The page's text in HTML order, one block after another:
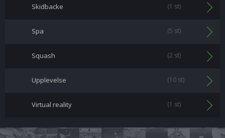
Skidbacke (1 st)
Spa (5 st)
Squash (2 st)
Upplevelse (10 st)
Virtual reality (1 st)